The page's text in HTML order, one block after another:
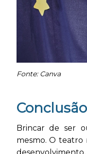
Fonte: Canva
Conclusão
Brincar de ser
mesmo. O